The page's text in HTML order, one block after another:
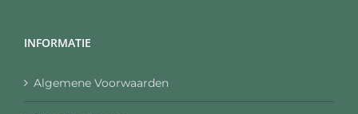
INFORMATIE
Algemene Voorwaarden